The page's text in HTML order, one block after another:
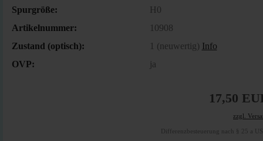
Spurgröße:
H0
Artikelnummer:
10908
Zustand (optisch):
1 (neuwertig) Info
OVP:
ja
17,50
zzgl.
Differenzbesteuerung nach § 25 a